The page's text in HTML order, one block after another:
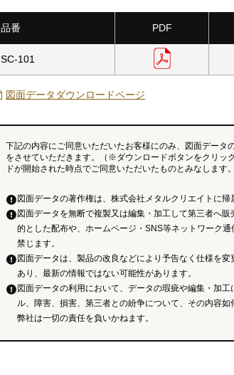
品番 PDF
SC-101
図面データダウンロードページ
下記の内容にご同意いただいたお客様にのみ、図面データ
をさせていただきます。（※ダウンロードボタンをクリッ
ドが開始された時点でご同意いただいたものとみなします。
図面データの著作権は、株式会社メタルクリエイトに帰
図面データを無断で複製又は編集・加工して第三者へ販
的とした配布や、ホームページ・SNS等ネットワーク通
禁じます。
図面データは、製品の改良などにより予告なく仕様を変
あり、最新の情報ではない可能性があります。
図面データの利用において、データの瑕疵や編集・加工
ル、障害、損害、第三者との紛争について、その内容如
弊社は一切の責任を負いかねます。